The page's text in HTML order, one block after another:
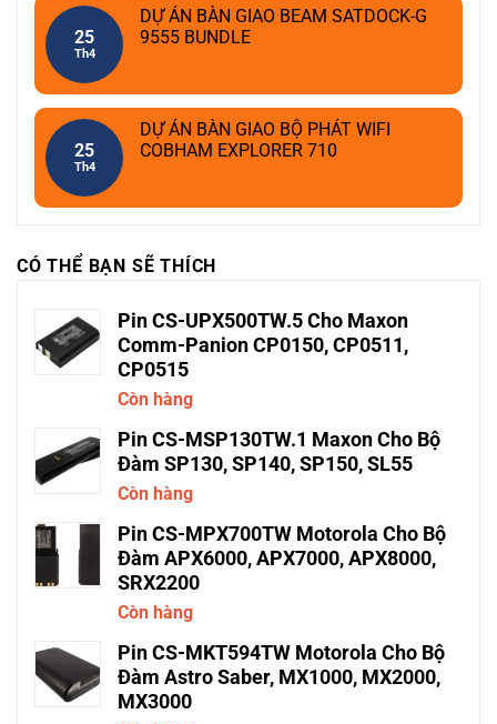
25
Th4
DỰ ÁN BÀN GIAO BEAM SATDOCK-G
9555 BUNDLE
25
Th4
DỰ ÁN BÀN GIAO BỘ PHÁT WIFI
COBHAM EXPLORER 710
CÓ THỂ BẠN SẼ THÍCH
Pin CS-UPX500TW.5 Cho Maxon
Comm-Panion CP0150, CP0511,
CP0515
Còn hàng
Pin CS-MSP130TW.1 Maxon Cho Bộ
Đàm SP130, SP140, SP150, SL55
Còn hàng
Pin CS-MPX700TW Motorola Cho Bộ
Đàm APX6000, APX7000, APX8000,
SRX2200
Còn hàng
Pin CS-MKT594TW Motorola Cho Bộ
Đàm Astro Saber, MX1000, MX2000,
MX3000